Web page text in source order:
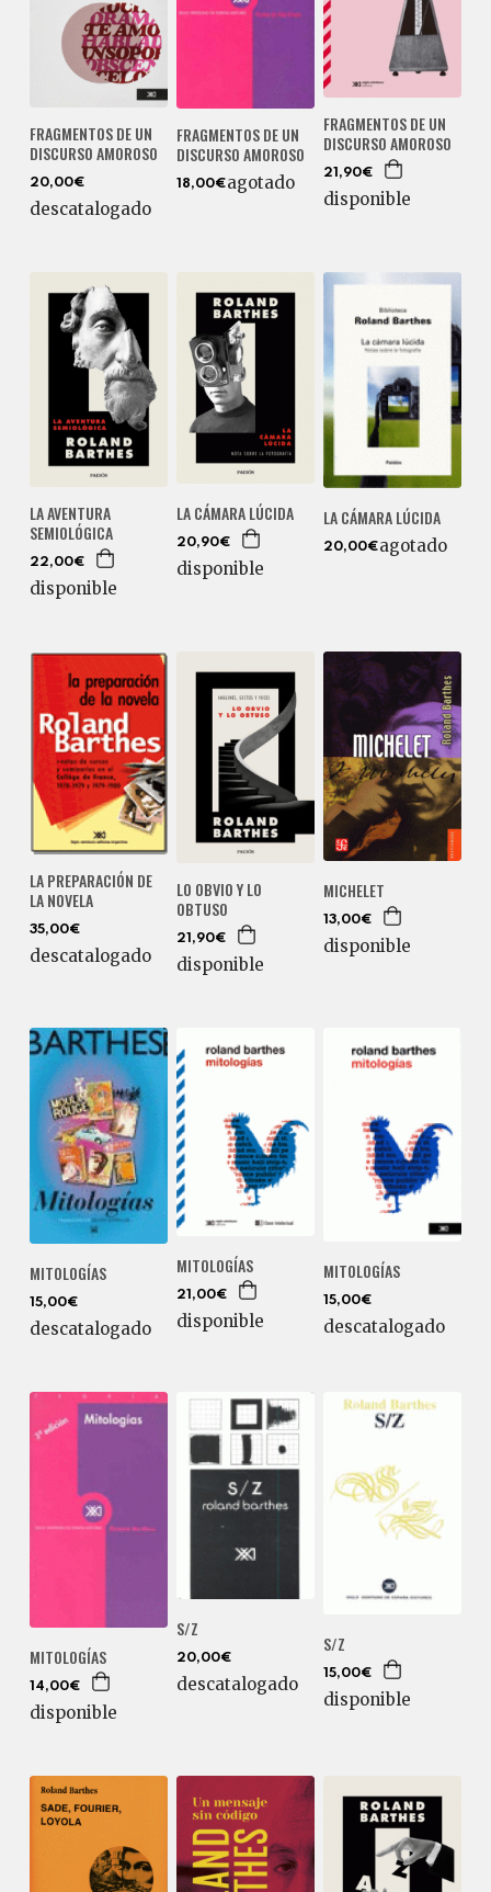
FRAGMENTOS DE UN
DISCURSO AMOROSO
20,00€
descatalogado
FRAGMENTOS DE UN
DISCURSO AMOROSO
18,00€agotado
FRAGMENTOS DE UN
DISCURSO AMOROSO
21,90€
disponible
LA AVENTURA
SEMIOLÓGICA
22,00€
disponible
LA CÁMARA LÚCIDA
20,90€
disponible
LA CÁMARA LÚCIDA
20,00€agotado
LA PREPARACIÓN DE
LA NOVELA
35,00€
descatalogado
LO OBVIO Y LO
OBTUSO
21,90€
disponible
MICHELET
13,00€
disponible
MITOLOGÍAS
15,00€
descatalogado
MITOLOGÍAS
21,00€
disponible
MITOLOGÍAS
15,00€
descatalogado
MITOLOGÍAS
14,00€
disponible
S/Z
20,00€
descatalogado
S/Z
15,00€
disponible